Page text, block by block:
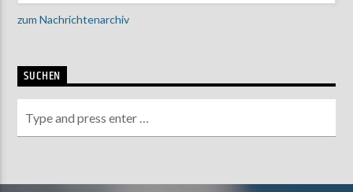
zum Nachrichtenarchiv
SUCHEN